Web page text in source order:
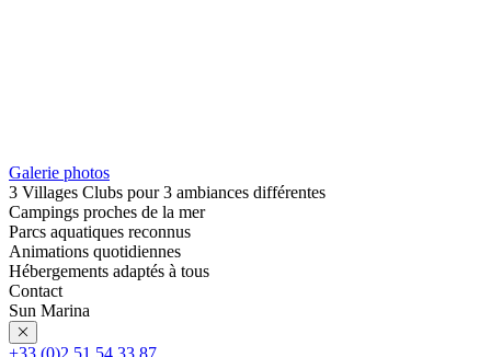
Galerie photos
3 Villages Clubs pour 3 ambiances différentes
Campings proches de la mer
Parcs aquatiques reconnus
Animations quotidiennes
Hébergements adaptés à tous
Contact
Sun Marina
+33 (0)2 51 54 33 87